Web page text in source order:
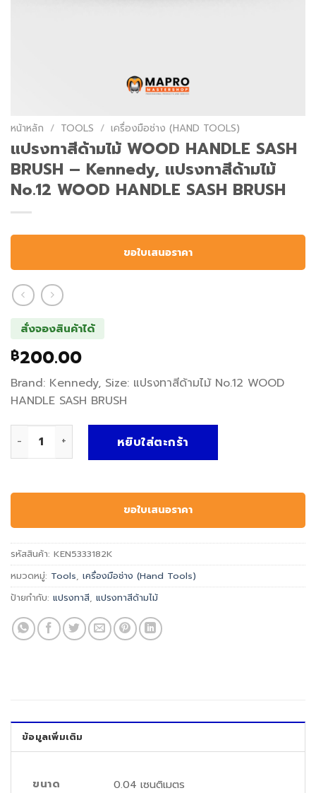
หน้าหลัก / TOOLS / เครื่องมือช่าง (HAND TOOLS)
แปรงทาสีด้ามไม้ WOOD HANDLE SASH
BRUSH – Kennedy, แปรงทาสีด้ามไม้
No.12 WOOD HANDLE SASH BRUSH
ขอใบเสนอราคา
สั่งจองสินค้าได้
฿200.00
Brand: Kennedy, Size: แปรงทาสีด้ามไม้ No.12 WOOD
HANDLE SASH BRUSH
หยิบใส่ตะกร้า
ขอใบเสนอราคา
รหัสสินค้า: KEN5333182K
หมวดหมู่: Tools เครื่องมือช่าง (Hand Tools)
ป้ายกำกับ: แปรงทาสี แปรงทาสีด้ามไม้
ข้อมูลเพิ่มเติม
ขนาด 0.04 เซนติเมตร